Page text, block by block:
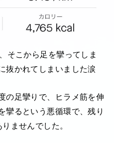
そこから足を攣ってしま
抜かれてしまいました涙
の足攣りで、ヒラメ筋を伸
攣るという悪循環で、残り
ませんでした。